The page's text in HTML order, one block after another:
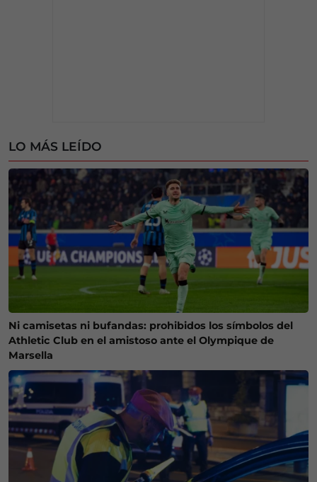
LO MÁS LEÍDO
Ni camisetas ni bufandas: prohibidos los símbolos del
Athletic Club en el amistoso ante el Olympique de
Marsella